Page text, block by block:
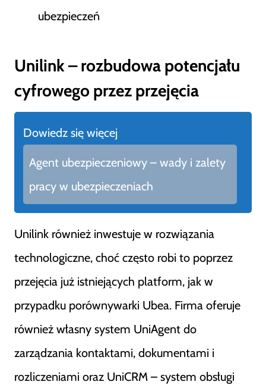
ubezpieczeń
Unilink – rozbudowa potencjału
cyfrowego przez przejęcia
Dowiedz się więcej
Agent ubezpieczeniowy – wady i zalety
pracy w ubezpieczeniach
Unilink również inwestuje w rozwiązania
technologiczne, choć często robi to poprzez
przejęcia już istniejących platform, jak w
przypadku porównywarki Ubea. Firma oferuje
również własny system UniAgent do
zarządzania kontaktami, dokumentami i
rozliczeniami oraz UniCRM – system obsługi